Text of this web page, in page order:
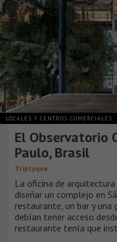
LOCALES Y CENTROS COMERCIALES
El Observatorio
Paulo, Brasil
Triptyque
La oficina de
diseñar un complejo en
restaurante, un bar y una
debían tener acceso
restaurante tenía que